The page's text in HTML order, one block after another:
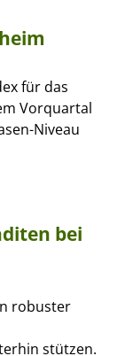
für das
Vorquartal
Niveau
bei
robuster
stützen.